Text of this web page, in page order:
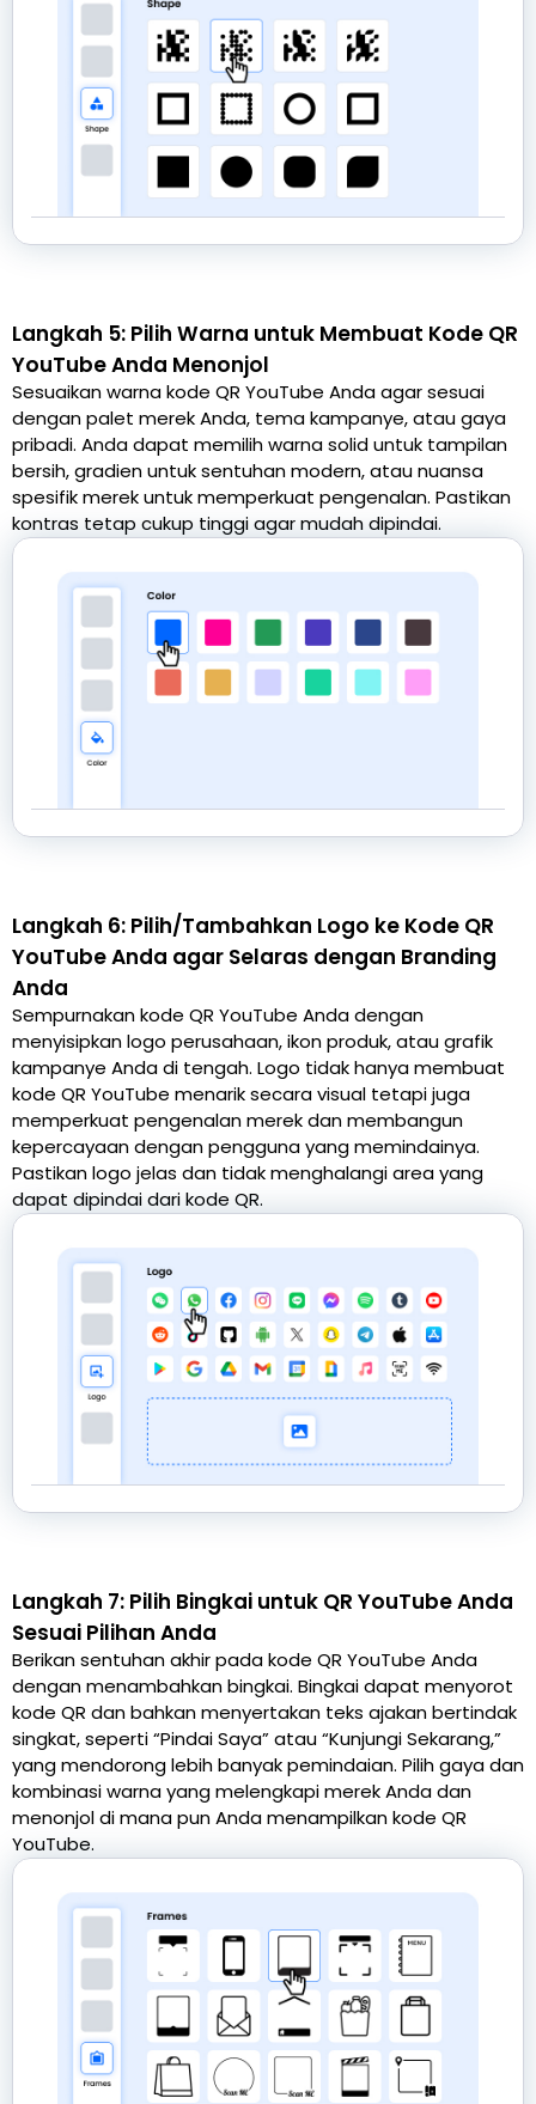
Langkah 5: Pilih Warna untuk Membuat Kode QR
YouTube Anda Menonjol
Sesuaikan warna kode QR YouTube Anda agar sesuai
dengan palet merek Anda, tema kampanye, atau gaya
pribadi. Anda dapat memilih warna solid untuk tampilan
bersih, gradien untuk sentuhan modern, atau nuansa
spesifik merek untuk memperkuat pengenalan. Pastikan
kontras tetap cukup tinggi agar mudah dipindai.
Langkah 6: Pilih/Tambahkan Logo ke Kode QR
YouTube Anda agar Selaras dengan Branding
Anda
Sempurnakan kode QR YouTube Anda dengan
menyisipkan logo perusahaan, ikon produk, atau grafik
kampanye Anda di tengah. Logo tidak hanya membuat
kode QR YouTube menarik secara visual tetapi juga
memperkuat pengenalan merek dan membangun
kepercayaan dengan pengguna yang memindainya.
Pastikan logo jelas dan tidak menghalangi area yang
dapat dipindai dari kode QR.
Langkah 7: Pilih Bingkai untuk QR YouTube Anda
Sesuai Pilihan Anda
Berikan sentuhan akhir pada kode QR YouTube Anda
dengan menambahkan bingkai. Bingkai dapat menyorot
kode QR dan bahkan menyertakan teks ajakan bertindak
singkat, seperti “Pindai Saya” atau “Kunjungi Sekarang,”
yang mendorong lebih banyak pemindaian. Pilih gaya dan
kombinasi warna yang melengkapi merek Anda dan
menonjol di mana pun Anda menampilkan kode QR
YouTube.